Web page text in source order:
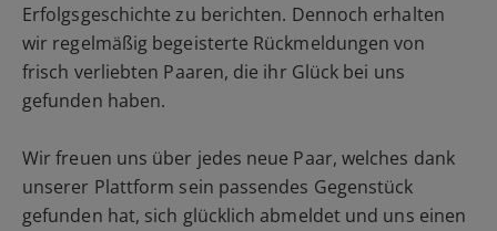
Erfolgsgeschichte zu berichten. Dennoch erhalten
wir regelmäßig begeisterte Rückmeldungen von
frisch verliebten Paaren, die ihr Glück bei uns
gefunden haben.
Wir freuen uns über jedes neue Paar, welches dank
unserer Plattform sein passendes Gegenstück
gefunden hat, sich glücklich abmeldet und uns einen